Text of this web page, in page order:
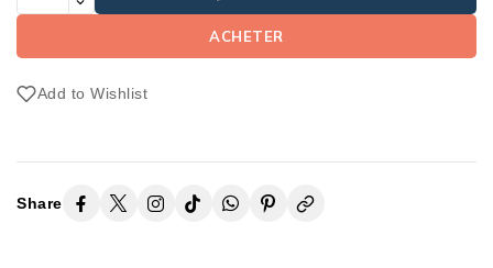
ACHETER
Add to Wishlist
Share